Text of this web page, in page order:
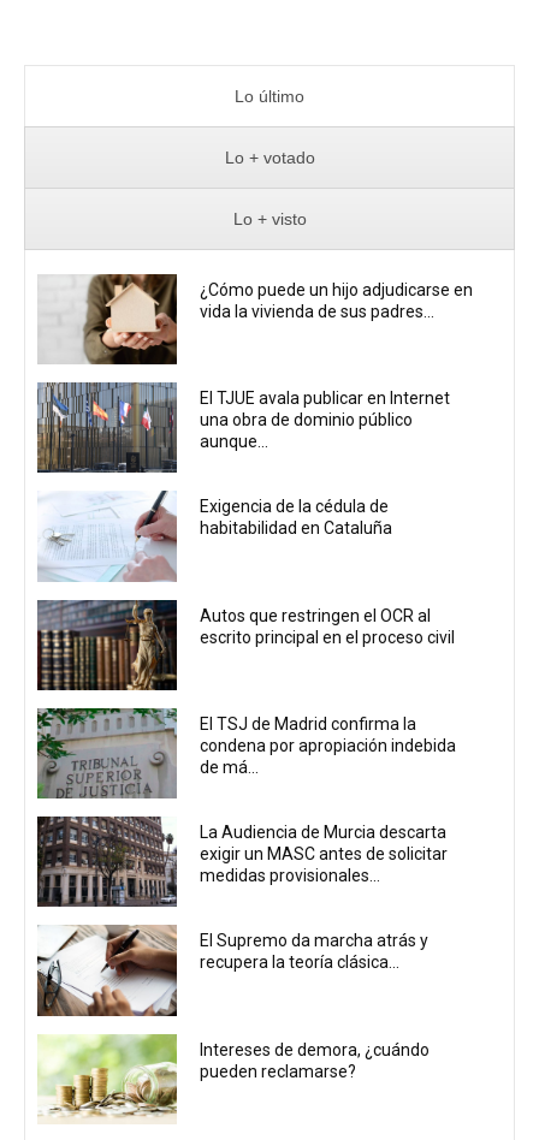
Lo último
Lo + votado
Lo + visto
¿Cómo puede un hijo adjudicarse en
vida la vivienda de sus padres...
El TJUE avala publicar en Internet
una obra de dominio público
aunque...
Exigencia de la cédula de
habitabilidad en Cataluña
Autos que restringen el OCR al
escrito principal en el proceso civil
El TSJ de Madrid confirma la
condena por apropiación indebida
de má...
La Audiencia de Murcia descarta
exigir un MASC antes de solicitar
medidas provisionales...
El Supremo da marcha atrás y
recupera la teoría clásica...
Intereses de demora, ¿cuándo
pueden reclamarse?